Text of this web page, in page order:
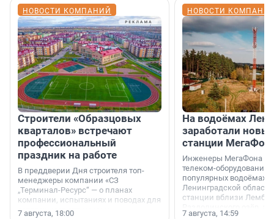
НОВОСТИ КОМПАНИЙ
Строители «Образцовых
кварталов» встречают
профессиональный
праздник на работе
В преддверии Дня строителя топ-
менеджеры компании «СЗ
„Терминал-Ресурс“ — о планах
компании, испытаниях и поводах для
осторожного оптимизма.
7 августа, 18:00
НОВОСТИ
На водоёмах
заработали
станции
Инженеры МегаФона
телеком-оборудование
популярных водоёмах
Ленинградской
станции вблизи
недалеко от Большого
7 августа, 14:59